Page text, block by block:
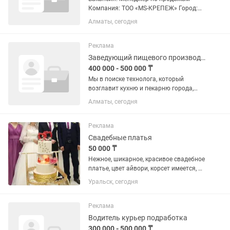
Компания: ТОО «MS-КРЕПЕЖ» Город:
Алматы Зарплата: от 300.000 тенге до
700.000 тенге (оклад + % от продаж)
привлечение новых...
Алматы, сегодня
Реклама
Заведующий пищевого производства
400 000 - 500 000 ₸
Мы в поиске технолога, который
возглавит кухню и пекарню города,
будет отвечать за стабильное
качество и развитие производства.
Организовать и выстроить
эффективную...
Алматы, сегодня
Реклама
Свадебные платья
50 000 ₸
Нежное, шикарное, красивое свадебное
платье, цвет айвори, корсет имеется, да
одевалось один раз на свою свадьбу,
почти новая, кольца в подарок, сумма
напишите ....
Уральск, сегодня
Реклама
Водитель курьер подработка